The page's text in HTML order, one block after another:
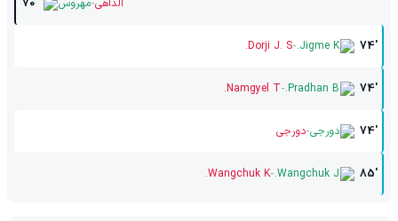
70' مهروس الداهی
74'
Jigme K.
-
Dorji J. S.
74'
Pradhan B.
-
Namgyel T.
74' دورجی-دورجی
85'
Wangchuk J.
-
Wangchuk K.